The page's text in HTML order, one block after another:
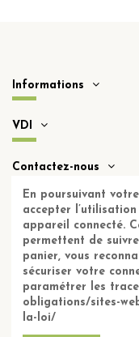
Informations
VDI
Contactez-nous
Notice:
Notice:
Notice:
Notice:
En poursuivant
accepter
appareil connecté.
permettent de
panier, vous
sécuriser votre
paramétrer les
obligations/sites-
la-loi/